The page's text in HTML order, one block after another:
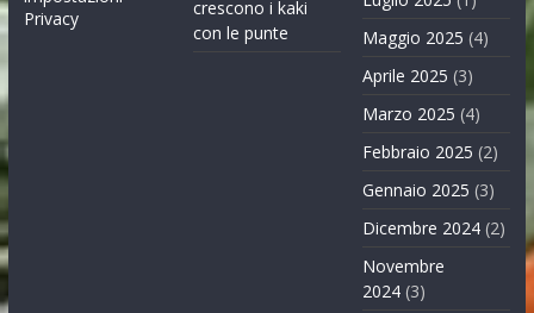
Privacy
crescono i kaki
con le punte
Maggio 2025 (4)
Aprile 2025 (3)
Marzo 2025 (4)
Febbraio 2025 (2)
Gennaio 2025 (3)
Dicembre 2024 (2)
Novembre
2024 (3)